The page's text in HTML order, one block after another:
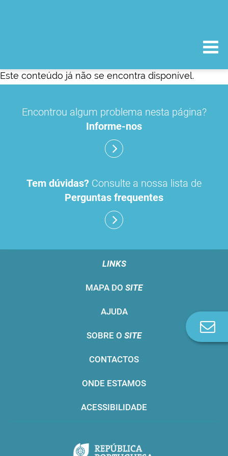
Este conteúdo já não se encontra disponível.
Encontrou algum problema nesta página?
Informe-nos
Tem dúvidas? Consulte a nossa lista de
Perguntas frequentes
LINKS
MAPA DO SITE
AJUDA
SOBRE O SITE
CONTACTOS
ONDE ESTAMOS
ACESSIBILIDADE